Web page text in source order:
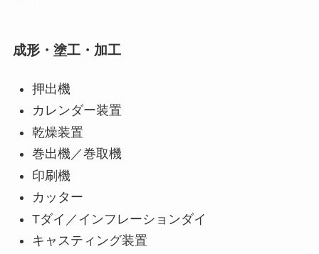
成形・塗工・加工
押出機
カレンダー装置
乾燥装置
巻出機／巻取機
印刷機
カッター
Tダイ／インフレーションダイ
キャスティング装置